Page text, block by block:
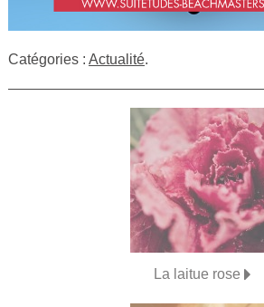
Catégories : Actualité.
La laitue rose